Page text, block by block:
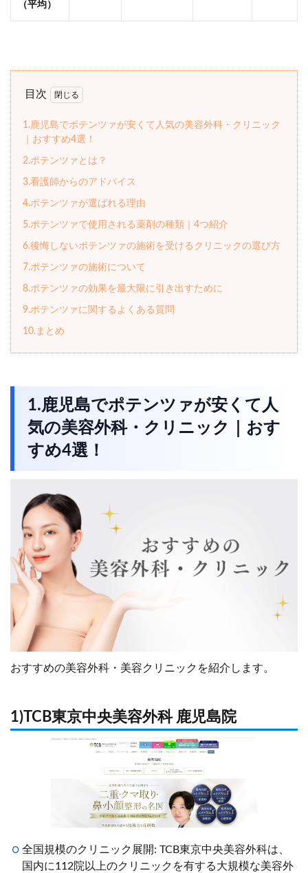
（平均）
目次
1.鹿児島でポテンツァが安くて人気の美容外科・クリニック
｜おすすめ4選！
2.ポテンツァとは？
3.看護師からのアドバイス
4.ポテンツァが選ばれる理由
5.ポテンツァで使用される薬剤の種類｜4つ紹介
6.後悔しないポテンツァの施術を受けるクリニックの選び方
7.ポテンツァの施術について
8.ポテンツァの効果を最大限に引き出すために
9.ポテンツァに関するよくある質問
10.まとめ
1.鹿児島でポテンツァが安くて人
気の美容外科・クリニック｜おす
すめ4選！
おすすめの美容外科・美容クリニックを紹介します。
1)TCB東京中央美容外科 鹿児島院
全国規模のクリニック展開: TCB東京中央美容外科は、
国内に112院以上のクリニックを有する大規模な美容外